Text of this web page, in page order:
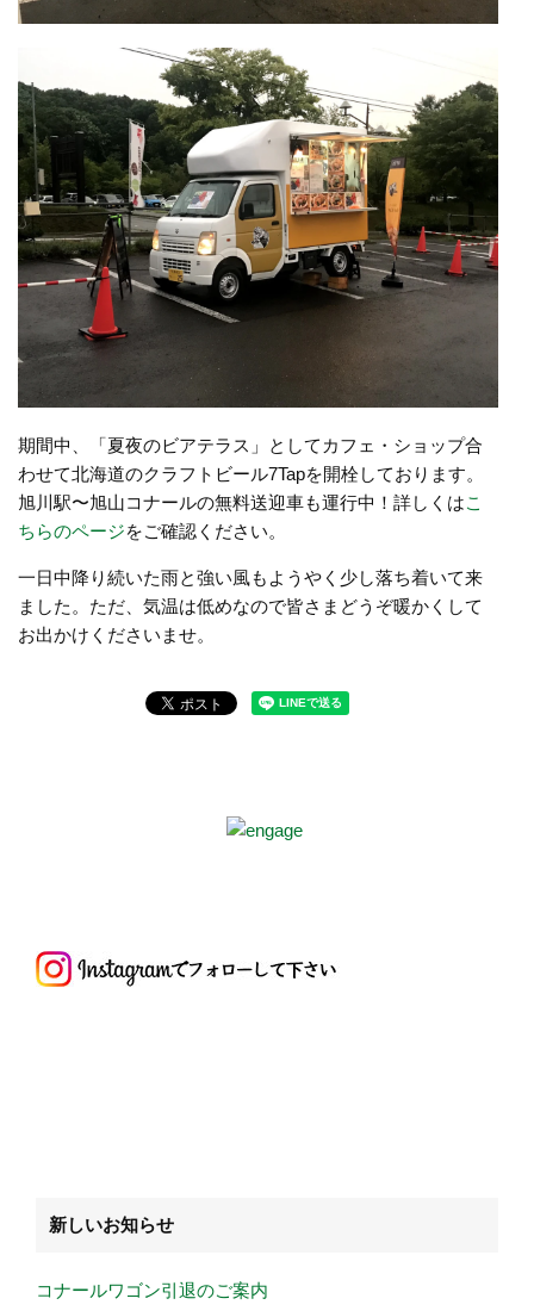
期間中、「夏夜のビアテラス」としてカフェ・ショップ合
わせて北海道のクラフトビール7Tapを開栓しております。
旭川駅〜旭山コナールの無料送迎車も運行中！詳しくはこ
ちらのページをご確認ください。
一日中降り続いた雨と強い風もようやく少し落ち着いて来
ました。ただ、気温は低めなので皆さまどうぞ暖かくして
お出かけくださいませ。
新しいお知らせ
コナールワゴン引退のご案内